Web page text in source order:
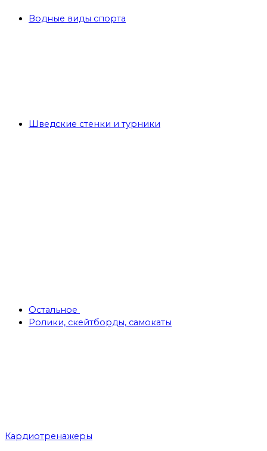
Водные виды спорта
Шведские стенки и турники
Остальное
Ролики, скейтборды, самокаты
Кардиотренажеры